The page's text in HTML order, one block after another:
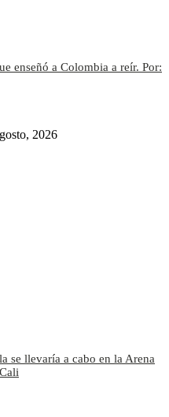
enseñó a Colombia a reír. Por:
2026
se llevaría a cabo en la Arena